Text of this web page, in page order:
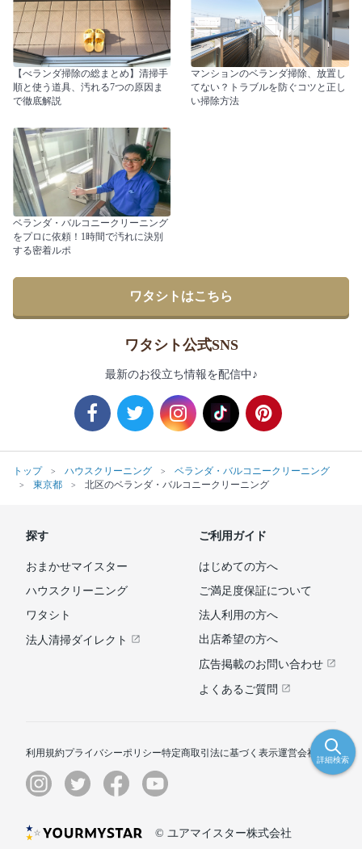
【べランダ掃除の総まとめ】清掃手
順と使う道具、汚れる7つの原因ま
で徹底解説
マンションのベランダ掃除、放置し
てない？トラブルを防ぐコツと正し
い掃除方法
ベランダ・バルコニークリーニング
をプロに依頼！1時間で汚れに決別
する密着ルポ
ワタシトはこちら
ワタシト公式SNS
最新のお役立ち情報を配信中♪
トップ ハウスクリーニング
ベランダ・バルコニークリーニング
東京都
北区のベランダ・バルコニークリーニング
詳細検索
探す
おまかせマイスター
ハウスクリーニング
ワタシト
法人清掃ダイレクト
ご利用ガイド
はじめての方へ
ご満足度保証について
法人利用の方へ
出店希望の方へ
広告掲載のお問い合わせ
よくあるご質問
利用規約プライバシーポリシー特定商取引法に基づく表示運営会社
© ユアマイスター株式会社